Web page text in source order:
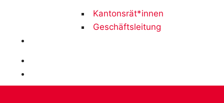
Kantonsrät*innen
Geschäftsleitung